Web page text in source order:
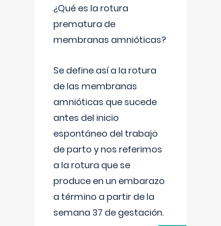
¿Qué es la rotura
prematura de
membranas amnióticas?
Se define así a la rotura
de las membranas
amnióticas que sucede
antes del inicio
espontáneo del trabajo
de parto y nos referimos
a la rotura que se
produce en un embarazo
a término a partir de la
semana 37 de gestación.